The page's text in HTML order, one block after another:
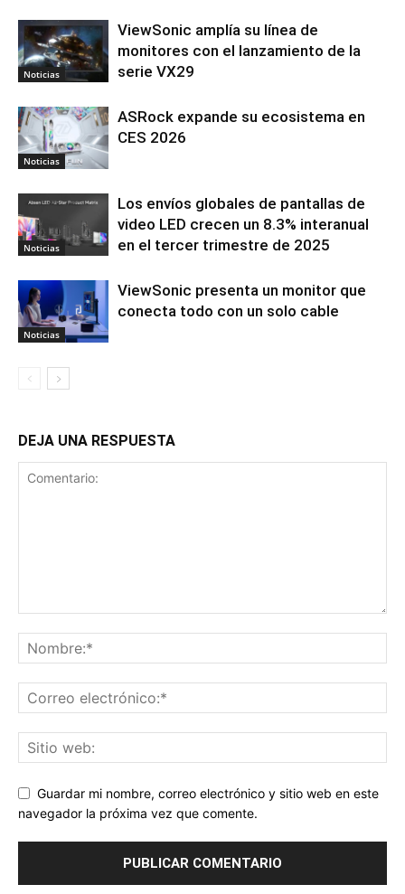
Noticias
ViewSonic amplía su línea de
monitores con el lanzamiento de la
serie VX29
Noticias
ASRock expande su ecosistema en
CES 2026
Noticias
Los envíos globales de pantallas de
video LED crecen un 8.3% interanual
en el tercer trimestre de 2025
Noticias
ViewSonic presenta un monitor que
conecta todo con un solo cable
DEJA UNA RESPUESTA
Guardar mi nombre, correo electrónico y sitio web en este
navegador la próxima vez que comente.